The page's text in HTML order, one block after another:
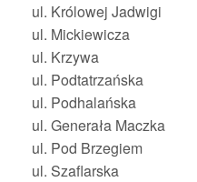
ul. Królowej Jadwigi
ul. Mickiewicza
ul. Krzywa
ul. Podtatrzańska
ul. Podhalańska
ul. Generała Maczka
ul. Pod Brzegiem
ul. Szaflarska